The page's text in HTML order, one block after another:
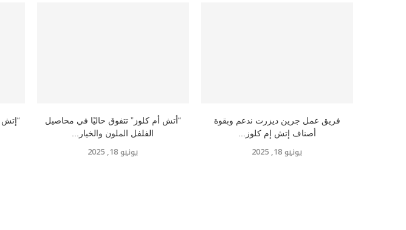
“إتش
“أتش أم كلوز” تتفوق حاليًا في محاصيل
الفلفل الملون والخيار...
يونيو 18, 2025
فريق عمل جرين ديزرت ندعم وبقوة
أصناف إتش إم كلوز...
يونيو 18, 2025